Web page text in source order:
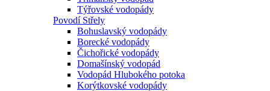
Týřovské vodopády
Povodí Střely
Bohuslavský vodopády
Borecké vodopády
Čichořické vodopády
Domašínský vodopád
Vodopád Hlubokého potoka
Korýtkovské vodopády